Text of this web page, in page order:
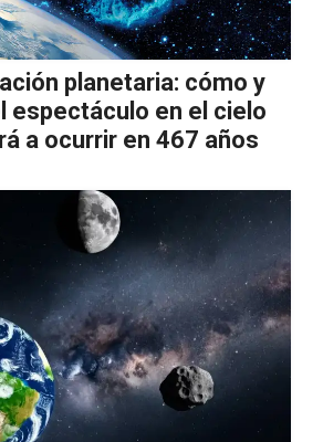
planetaria: cómo y
espectáculo en el cielo
a ocurrir en 467 años